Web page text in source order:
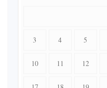
3 4 5
10 11 12